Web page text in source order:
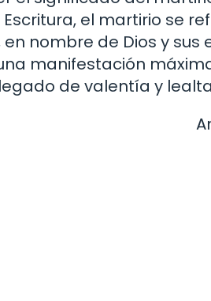
Escritura, el martirio se
nombre de Dios y sus
manifestación
de valentía y